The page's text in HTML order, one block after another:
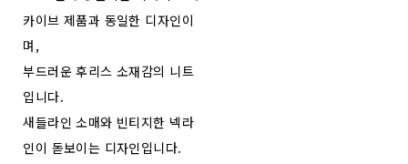
카이브 제품과 동일한 디자인이
며,
부드러운 후리스 소재감의 니트
입니다.
새들라인 소매와 빈티지한 넥라
인이 돋보이는 디자인입니다.